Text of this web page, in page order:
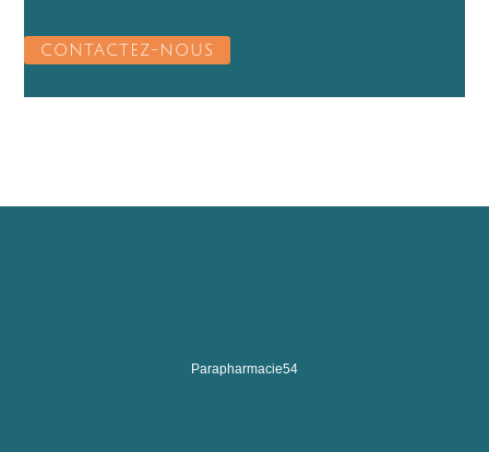
CONTACTEZ-NOUS
Parapharmacie54